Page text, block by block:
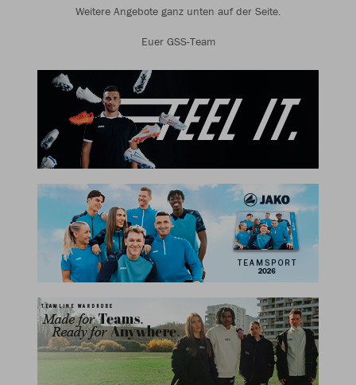
Weitere Angebote ganz unten auf der Seite.
Euer GSS-Team